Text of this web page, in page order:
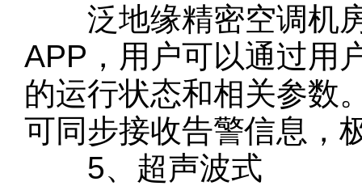
泛地缘精密空调机房
APP，用户可以通过用
的运行状态和相关参数
可同步接收告警信息，
5、超声波式‍